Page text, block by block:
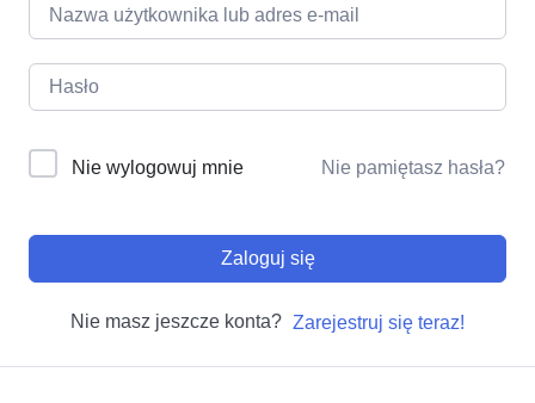
Nie wylogowuj mnie Nie pamiętasz hasła?
Zaloguj się
Nie masz jeszcze konta? Zarejestruj się teraz!